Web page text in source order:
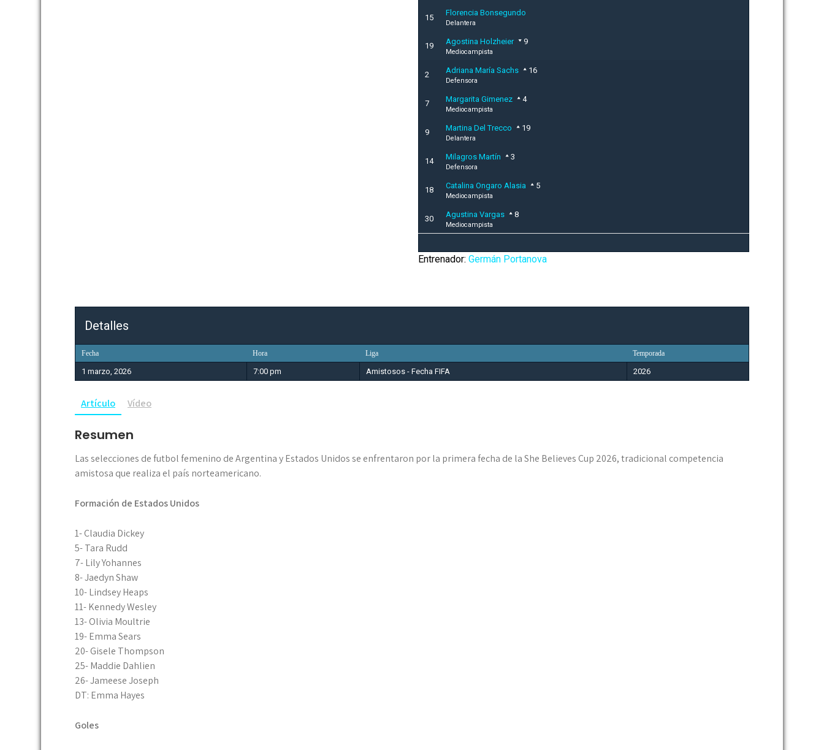
15
Florencia Bonsegundo
Delantera
19 Agostina Holzheier 9
Mediocampista
2 Adriana María Sachs 16
Defensora
7 Margarita Gimenez 4
Mediocampista
9 Martina Del Trecco 19
Delantera
14 Milagros Martín 3
Defensora
18 Catalina Ongaro Alasia 5
Mediocampista
30 Agustina Vargas 8
Mediocampista
Entrenador: Germán Portanova
Detalles
Fecha Hora Liga Temporada
1 marzo, 2026 7:00 pm Amistosos - Fecha FIFA 2026
Artículo Vídeo
Resumen
Las selecciones de futbol femenino de Argentina y Estados Unidos se enfrentaron por la primera fecha de la She Believes Cup 2026, tradicional competencia
amistosa que realiza el país norteamericano.
Formación de Estados Unidos
1- Claudia Dickey
5- Tara Rudd
7- Lily Yohannes
8- Jaedyn Shaw
10- Lindsey Heaps
11- Kennedy Wesley
13- Olivia Moultrie
19- Emma Sears
20- Gisele Thompson
25- Maddie Dahlien
26- Jameese Joseph
DT: Emma Hayes
Goles